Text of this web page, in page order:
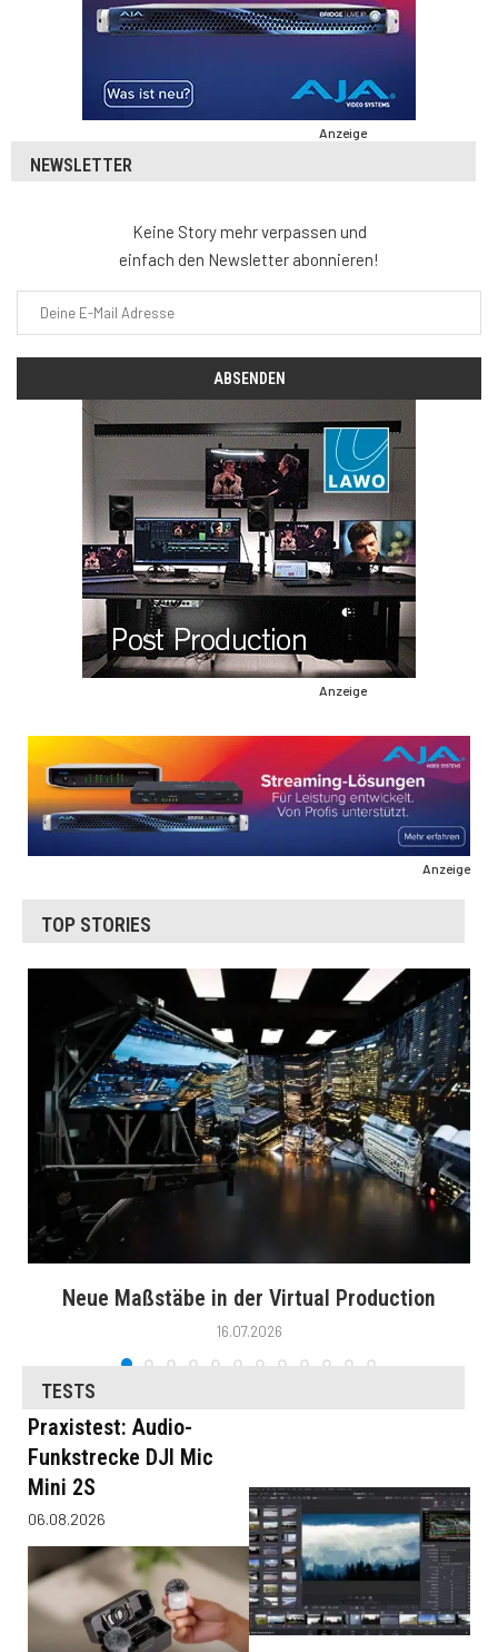
Anzeige
NEWSLETTER
Keine Story mehr verpassen und
einfach den Newsletter abonnieren!
Anzeige
Anzeige
TOP STORIES
Neue Maßstäbe in der Virtual Production
16.07.2026
TESTS
Praxistest: Audio-
Funkstrecke DJI Mic
Mini 2S
06.08.2026